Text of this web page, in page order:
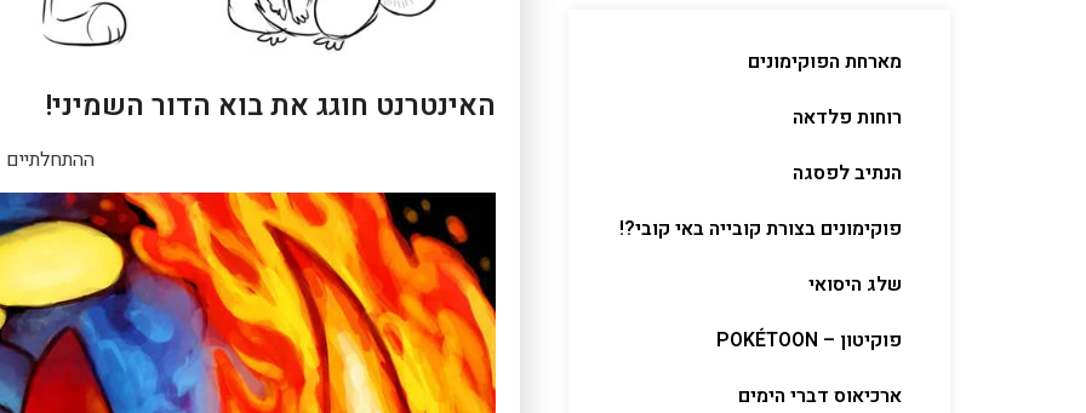
מארחת הפוקימונים
רוחות פלדאה
הנתיב לפסגה
פוקימונים בצורת קובייה באי קובי?!
שלג היסואי
פוקיטון – POKÉTOON
ארכיאוס דברי הימים
האינטרנט חוגג את בוא הדור השמיני!
ההתחלתיים